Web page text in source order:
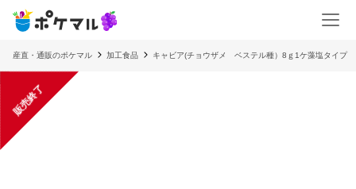
産直・通販のポケマル 加工食品 キャビア(チョウザメ ベステル種）8ｇ1ケ藻塩タイプ
販売終了